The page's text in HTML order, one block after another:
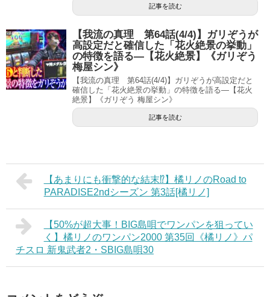
記事を読む
【我流の真理 第64話(4/4)】ガリぞうが
高設定だと確信した「花火絶景の挙動」
の特徴を語る―【花火絶景】《ガリぞう
梅屋シン》
【我流の真理 第64話(4/4)】ガリぞうが高設定だと
確信した「花火絶景の挙動」の特徴を語る―【花火
絶景】《ガリぞう 梅屋シン》
記事を読む
【あまりにも衝撃的な結末⁉】橘リノのRoad to
PARADISE2ndシーズン 第3話[橘リノ]
【50%が超大事！BIG島唄でワンパンを狙ってい
く】橘リノのワンパン2000 第35回《橘リノ》パ
チスロ 新鬼武者2・SBIG島唄30